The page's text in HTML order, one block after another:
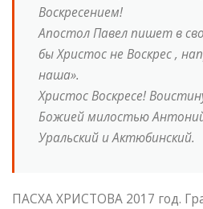
Воскресением!
Апостол Павел пишет в
бы Христос не Воскрес ,
наша».
Христос Воскресе!
Божией милостью
Уральский и Актюбинский.
ПАСХА ХРИСТОВА 2017 год.